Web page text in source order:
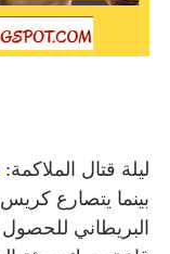
ليلة قتال الملاكمة:
بينما يتصارع
البريطاني